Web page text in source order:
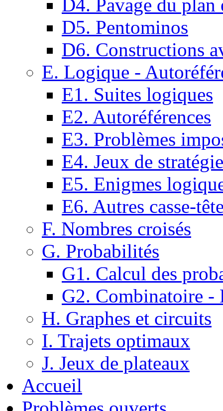
D4. Pavage du plan
D5. Pentominos
D6. Constructions
E. Logique -
E1. Suites logiques
E2. Autoréférences
E3. Problèmes
E4. Jeux de stratégie
E5. Enigmes
E6. Autres casse-
F. Nombres croisés
G. Probabilités
G1. Calcul des
G2. Combinatoire -
H. Graphes et circuits
I. Trajets optimaux
J. Jeux de plateaux
Accueil